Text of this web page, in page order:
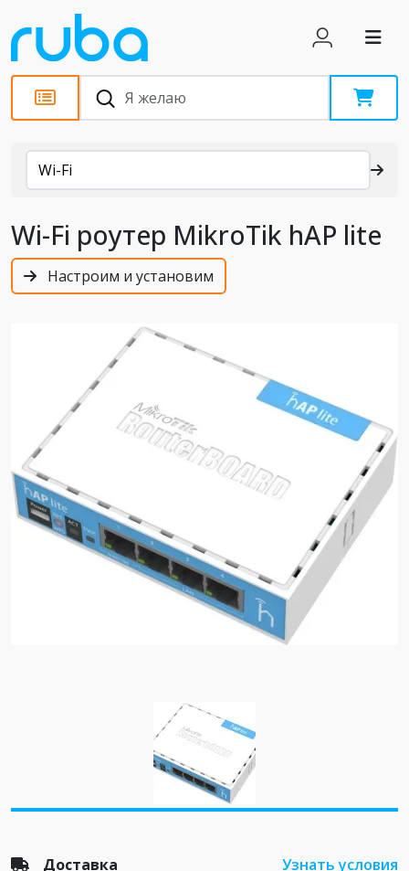
Каталог
Wi-Fi
Wi-Fi роутер MikroTik hAP lite
Настроим и установим
Доставка Узнать условия